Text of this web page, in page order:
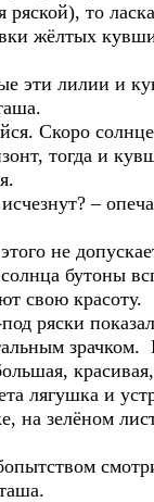
ряской), то
жёлтых
эти лилии и
Скоро солнце
тогда и
–
не
бутоны
свою красоту.
ряски
красивая,
лягушка и
на зелёном